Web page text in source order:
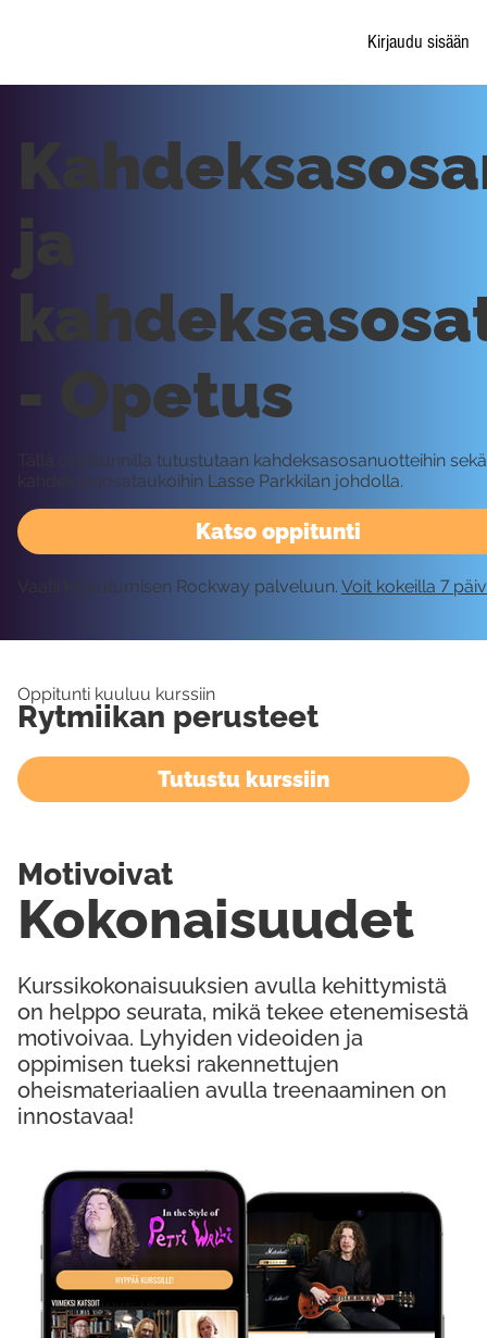
Kirjaudu sisään
Kokeile Ilmaiseksi
Katso oppitunti
ja
- Opetus
Tällä oppitunnilla tutustutaan kahdeksasosanuotteihin sekä
kahdeksasosataukoihin Lasse Parkkilan johdolla.
Vaatii kirjautumisen Rockway palveluun. Voit kokeilla 7
Oppitunti kuuluu kurssiin
Rytmiikan perusteet
Tutustu kurssiin
Kurssikokonaisuuksien avulla kehittymistä
on helppo seurata, mikä tekee etenemisestä
motivoivaa. Lyhyiden videoiden ja
oppimisen tueksi rakennettujen
oheismateriaalien avulla treenaaminen on
innostavaa!
Kokonaisuudet
Motivoivat